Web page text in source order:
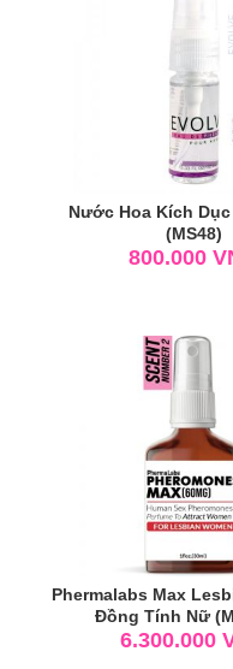
Nước Hoa Kích
(MS48)
800.000
Phermalabs Max
Đồng Tính Nữ
6.300.000